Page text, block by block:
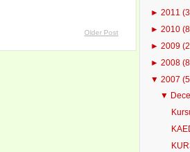
Older Post
► 2011
► 2010
► 2009
► 2008
▼ 2007
▼